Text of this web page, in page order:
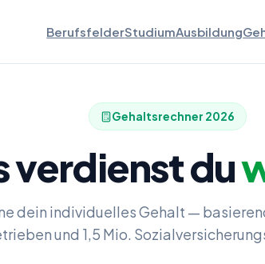
BerufsfelderStudiumAusbildung
Gehaltsrechner 2026
verdienst du
dein individuelles Gehalt —
und 1,5 Mio.